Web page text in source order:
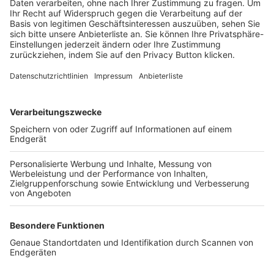
Trainerbörse
Login SpielPlus
FOLGE DEM BFV
TOP-VEREINE
TOP-PARTNER